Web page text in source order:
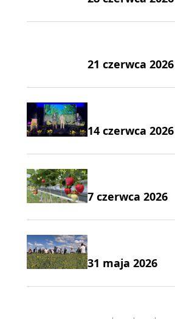
21 czerwca 2026
14 czerwca 2026
7 czerwca 2026
31 maja 2026